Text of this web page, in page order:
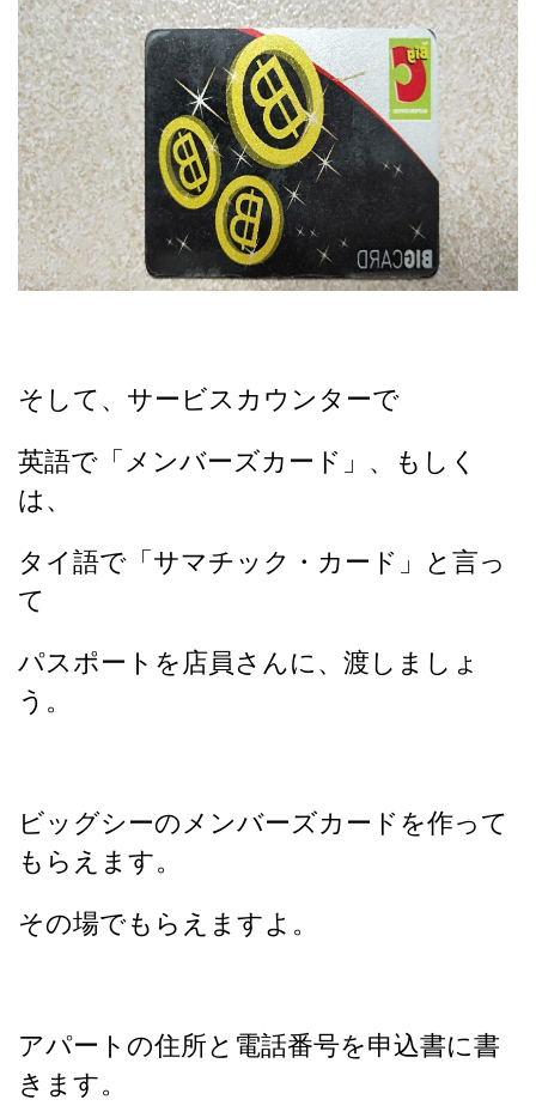
そして、サービスカウンターで
英語で「メンバーズカード」、もしく
は、
タイ語で「サマチック・カード」と言っ
て
パスポートを店員さんに、渡しましょ
う。
ビッグシーのメンバーズカードを作って
もらえます。
その場でもらえますよ。
アパートの住所と電話番号を申込書に書
きます。